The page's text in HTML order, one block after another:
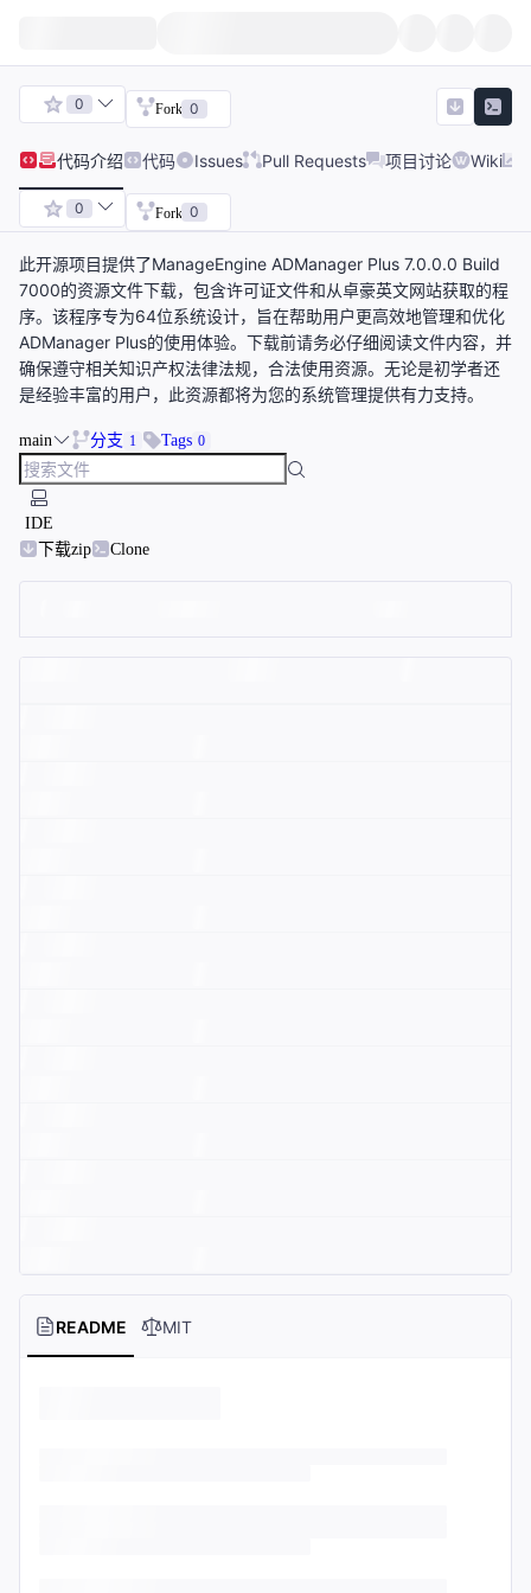
0 Fork 0
代码介绍 代码 Issues Pull Requests 项目讨论 Wiki
0 Fork 0
此开源项目提供了ManageEngine ADManager Plus 7.0.0.0 Build
7000的资源文件下载，包含许可证文件和从卓豪英文网站获取的程
序。该程序专为64位系统设计，旨在帮助用户更高效地管理和优化
ADManager Plus的使用体验。下载前请务必仔细阅读文件内容，并
确保遵守相关知识产权法律法规，合法使用资源。无论是初学者还
是经验丰富的用户，此资源都将为您的系统管理提供有力支持。
main 分支 1 Tags 0
IDE
下载zip
Clone
README MIT